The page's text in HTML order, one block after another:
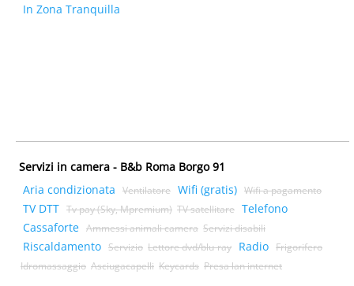
In Zona Tranquilla
Servizi in camera - B&b Roma Borgo 91
Aria condizionata
Ventilatore Wifi (gratis) Wifi a pagamento
TV DTT Tv pay (Sky, Mpremium) TV satellitare Telefono
Cassaforte Ammessi animali camera Servizi disabili
Riscaldamento Servizio Lettore dvd/blu-ray Radio Frigorifero
Idromassaggio Asciugacapelli Keycards Presa lan internet